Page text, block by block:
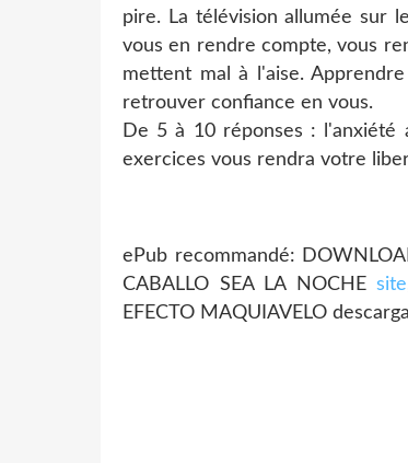
pire. La télévision allumée sur
vous en rendre compte, vous
mettent mal à l'aise.
retrouver confiance en vous.
De 5 à 10 réponses :
exercices vous rendra votre
ePub recommandé:
CABALLO SEA LA NOCHEsite
EFECTO MAQUIAVELO